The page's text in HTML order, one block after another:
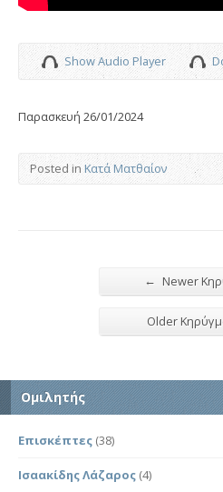
Show Audio Player
Παρασκευή 26/01/2024
Posted in Κατά Ματθαίον
← Newer
Older
Ομιλητής
Επισκέπτες (38)
Ισαακίδης Λάζαρος (4)